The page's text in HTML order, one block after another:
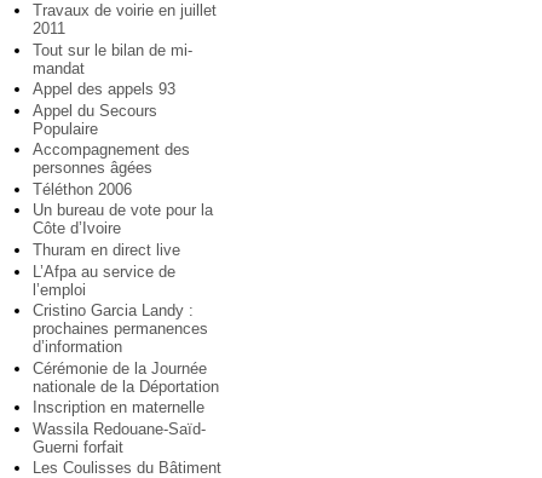
Travaux de voirie en juillet
2011
Tout sur le bilan de mi-
mandat
Appel des appels 93
Appel du Secours
Populaire
Accompagnement des
personnes âgées
Téléthon 2006
Un bureau de vote pour la
Côte d’Ivoire
Thuram en direct live
L’Afpa au service de
l’emploi
Cristino Garcia Landy :
prochaines permanences
d’information
Cérémonie de la Journée
nationale de la Déportation
Inscription en maternelle
Wassila Redouane-Saïd-
Guerni forfait
Les Coulisses du Bâtiment